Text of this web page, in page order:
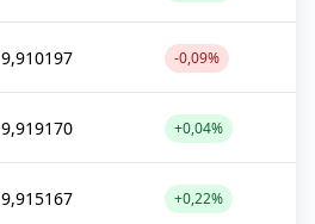
9,910197 -0,09%
9,919170 +0,04%
9,915167 +0,22%